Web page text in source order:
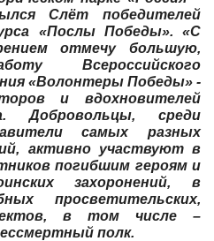
Слёт победителей
«Послы Победы». «С
отмечу большую,
Всероссийского
«Волонтеры Победы» -
и вдохновителей
Добровольцы, среди
самых разных
активно участвуют в
погибшим героям и
захоронений, в
просветительских,
в том числе –
полк.